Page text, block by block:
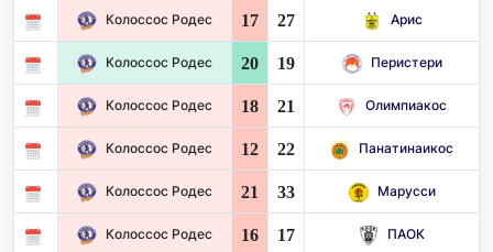
Колоссос Родес 17 27 Арис
Колоссос Родес 20 19 Перистери
Колоссос Родес 18 21 Олимпиакос
Колоссос Родес 12 22 Панатинаикос
Колоссос Родес 21 33 Марусси
Колоссос Родес 16 17 ПАОК